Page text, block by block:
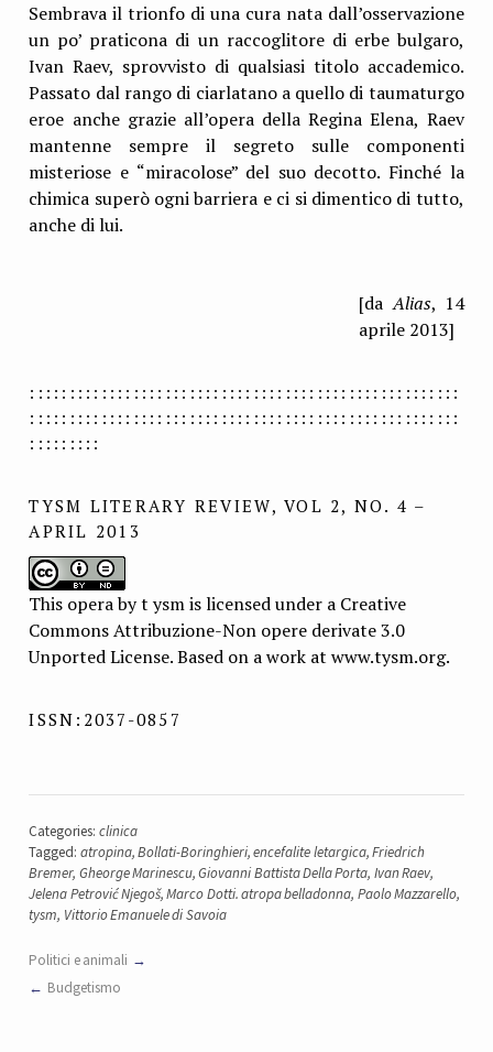
Sembrava il trionfo di una cura nata dall’osservazione
un po’ praticona di un raccoglitore di erbe bulgaro,
Ivan Raev, sprovvisto di qualsiasi titolo accademico.
Passato dal rango di ciarlatano a quello di taumaturgo
eroe anche grazie all’opera della Regina Elena, Raev
mantenne sempre il segreto sulle componenti
misteriose e “miracolose” del suo decotto. Finché la
chimica superò ogni barriera e ci si dimentico di tutto,
anche di lui.
[daAlias, 14
aprile 2013]
::::::::::::::::::::::::::::::::::::::::::::::::::::::
::::::::::::::::::::::::::::::::::::::::::::::::::::::
:::::::::
TYSM LITERARY REVIEW, VOL 2, NO. 4 –
APRIL 2013
This opera by t ysm is licensed under a Creative
Commons Attribuzione-Non opere derivate 3.0
Unported License. Based on a work at www.tysm.org.
ISSN:2037-0857
Categories: clinica
Tagged: atropina,Bollati-Boringhieri,encefalite letargica,Friedrich
Bremer, Gheorge Marinescu,Giovanni Battista Della Porta, Ivan Raev,
Jelena Petrović Njegoš,Marco Dotti. atropa belladonna, Paolo Mazzarello,
tysm, Vittorio Emanuele di Savoia
Politici e animali
Budgetismo